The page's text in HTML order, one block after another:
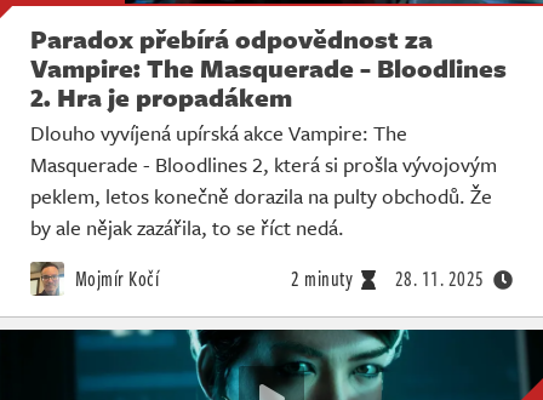
Paradox přebírá odpovědnost za
Vampire: The Masquerade - Bloodlines
2. Hra je propadákem
Dlouho vyvíjená upírská akce Vampire: The
Masquerade - Bloodlines 2, která si prošla vývojovým
peklem, letos konečně dorazila na pulty obchodů. Že
by ale nějak zazářila, to se říct nedá.
Mojmír Kočí 2 minuty 28. 11. 2025